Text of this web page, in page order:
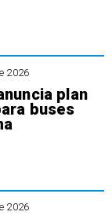
2026
plan
buses
2026